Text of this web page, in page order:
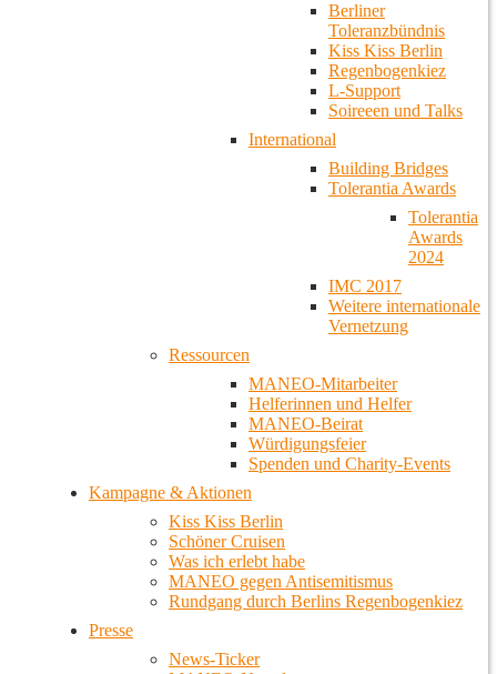
Berliner
Toleranzbündnis
Kiss Kiss Berlin
Regenbogenkiez
L-Support
Soireeen und Talks
International
Building Bridges
Tolerantia Awards
Tolerantia
Awards
2024
IMC 2017
Weitere internationale
Vernetzung
Ressourcen
MANEO-Mitarbeiter
Helferinnen und Helfer
MANEO-Beirat
Würdigungsfeier
Spenden und Charity-Events
Kampagne & Aktionen
Kiss Kiss Berlin
Schöner Cruisen
Was ich erlebt habe
MANEO gegen Antisemitismus
Rundgang durch Berlins Regenbogenkiez
Presse
News-Ticker